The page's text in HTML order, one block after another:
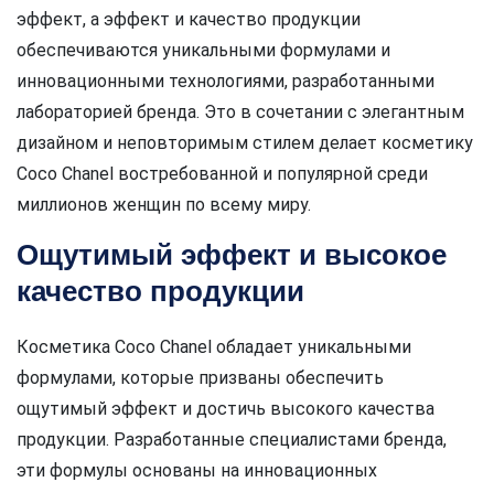
эффект, а эффект и качество продукции
обеспечиваются уникальными формулами и
инновационными технологиями, разработанными
лабораторией бренда. Это в сочетании с элегантным
дизайном и неповторимым стилем делает косметику
Coco Chanel востребованной и популярной среди
миллионов женщин по всему миру.
Ощутимый эффект и высокое
качество продукции
Косметика Coco Chanel обладает уникальными
формулами, которые призваны обеспечить
ощутимый эффект и достичь высокого качества
продукции. Разработанные специалистами бренда,
эти формулы основаны на инновационных